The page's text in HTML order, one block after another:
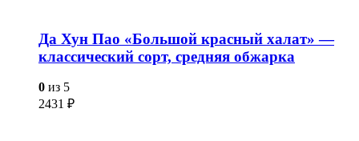
Да Хун Пао «Большой красный халат» —
классический сорт, средняя обжарка
0 из 5
2431 ₽